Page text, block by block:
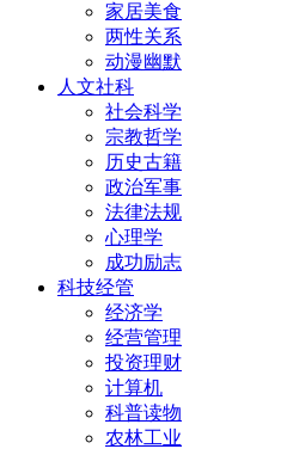
家居美食
两性关系
动漫幽默
人文社科
社会科学
宗教哲学
历史古籍
政治军事
法律法规
心理学
成功励志
科技经管
经济学
经营管理
投资理财
计算机
科普读物
农林工业